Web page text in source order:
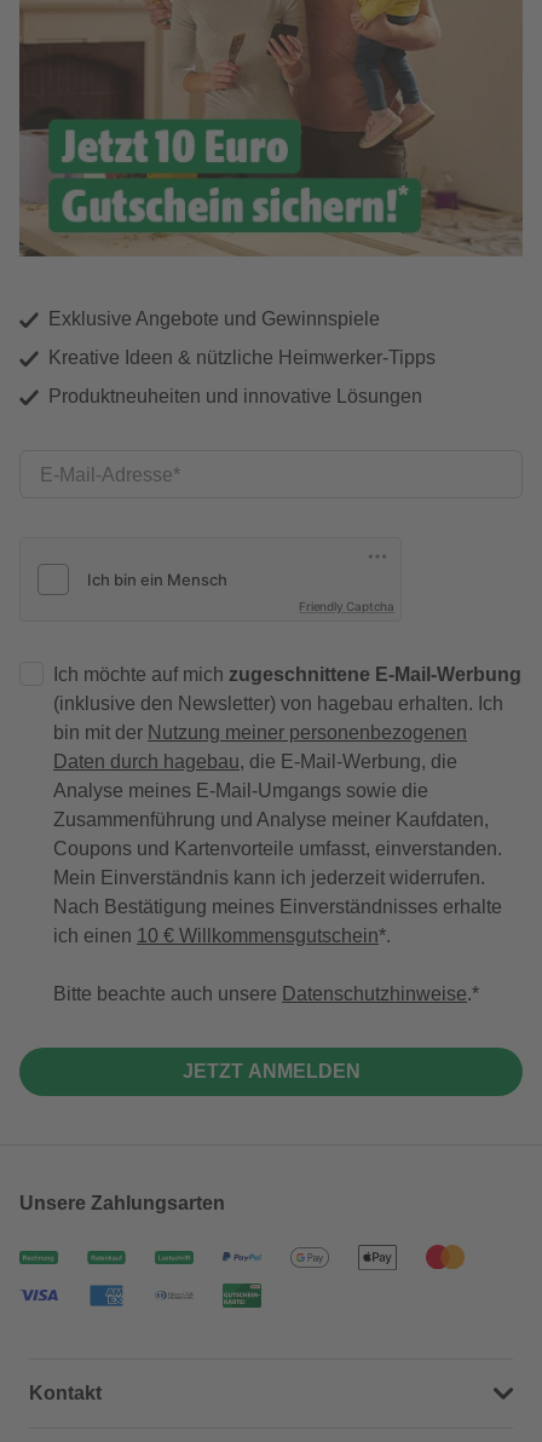
Exklusive Angebote und Gewinnspiele
Kreative Ideen & nützliche Heimwerker-Tipps
Produktneuheiten und innovative Lösungen
E-Mail-Adresse
Friendly Captcha
Ich möchte auf mich zugeschnittene E-Mail-Werbung
(inklusive den Newsletter) von hagebau erhalten. Ich
bin mit der Nutzung meiner personenbezogenen
Daten durch hagebau, die E-Mail-Werbung, die
Analyse meines E-Mail-Umgangs sowie die
Zusammenführung und Analyse meiner Kaufdaten,
Coupons und Kartenvorteile umfasst, einverstanden.
Mein Einverständnis kann ich jederzeit widerrufen.
Nach Bestätigung meines Einverständnisses erhalte
ich einen 10 € Willkommensgutschein*.
Bitte beachte auch unsere Datenschutzhinweise.
JETZT ANMELDEN
Unsere Zahlungsarten
Kontakt